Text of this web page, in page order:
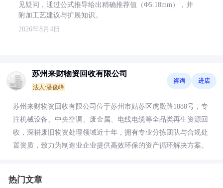
见疑问，通过公式推导给出精确推荐值（Φ5.18mm），并
附加工艺建议与扩展知识。
2026年8月4日
苏州来财物资回收有限公司
法人:潘俊峰
咨询 进店
苏州来财物资回收有限公司位于苏州市姑苏区虎殿路1888号，专
注机械设备、中央空调、废金属、电线电缆等全品类再生资源回
收，深耕废旧物资处理领域近十年，拥有专业分拣团队与合规处
置资质，致力为制造业企业提供高效环保的资产循环解决方案。
热门文章